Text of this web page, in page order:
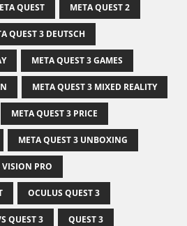
QUEST META QUEST 2
QUEST 3 DEUTSCH
META QUEST 3 GAMES
META QUEST 3 MIXED REALITY
META QUEST 3 PRICE
META QUEST 3 UNBOXING
VISION PRO
OCULUS QUEST 3
QUEST 3 QUEST 3